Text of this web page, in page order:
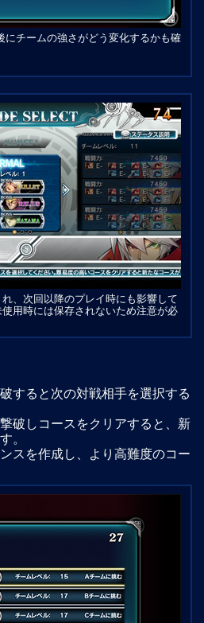
にチームの強さがどう変化するかも確
、次回以降のプレイ時にも影響して
用時には保存されないため注意が必
すると次の対戦相手を選択する
破しコースをクリアすると、新
。
スを作成し、より高難度のコー